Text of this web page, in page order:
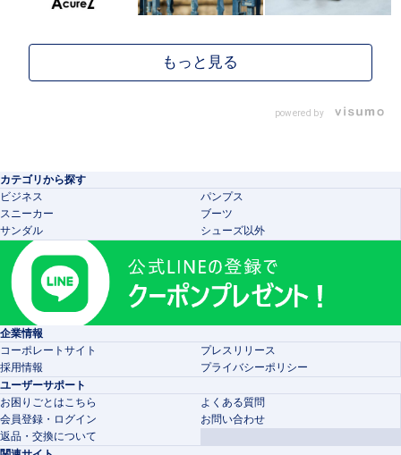
powered by
カテゴリから探す
ビジネス
パンプス
スニーカー
ブーツ
サンダル
シューズ以外
企業情報
コーポレートサイト
プレスリリース
採用情報
プライバシーポリシー
ユーザーサポート
お困りごとはこちら
よくある質問
会員登録・ログイン
お問い合わせ
返品・交換について